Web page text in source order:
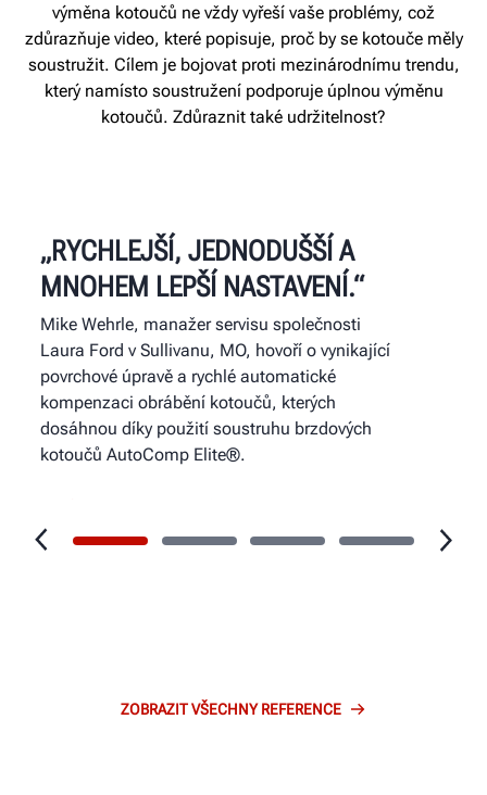
výměna kotoučů ne vždy vyřeší vaše problémy, což
zdůrazňuje video, které popisuje, proč by se kotouče měly
soustružit. Cílem je bojovat proti mezinárodnímu trendu,
který namísto soustružení podporuje úplnou výměnu
kotoučů. Zdůraznit také udržitelnost?
„RYCHLEJŠÍ, JEDNODUŠŠÍ A
MNOHEM LEPŠÍ NASTAVENÍ.“
Mike Wehrle, manažer servisu společnosti
Laura Ford v Sullivanu, MO, hovoří o vynikající
povrchové úpravě a rychlé automatické
kompenzaci obrábění kotoučů, kterých
dosáhnou díky použití soustruhu brzdových
kotoučů AutoComp Elite®.
ZOBRAZIT VŠECHNY REFERENCE